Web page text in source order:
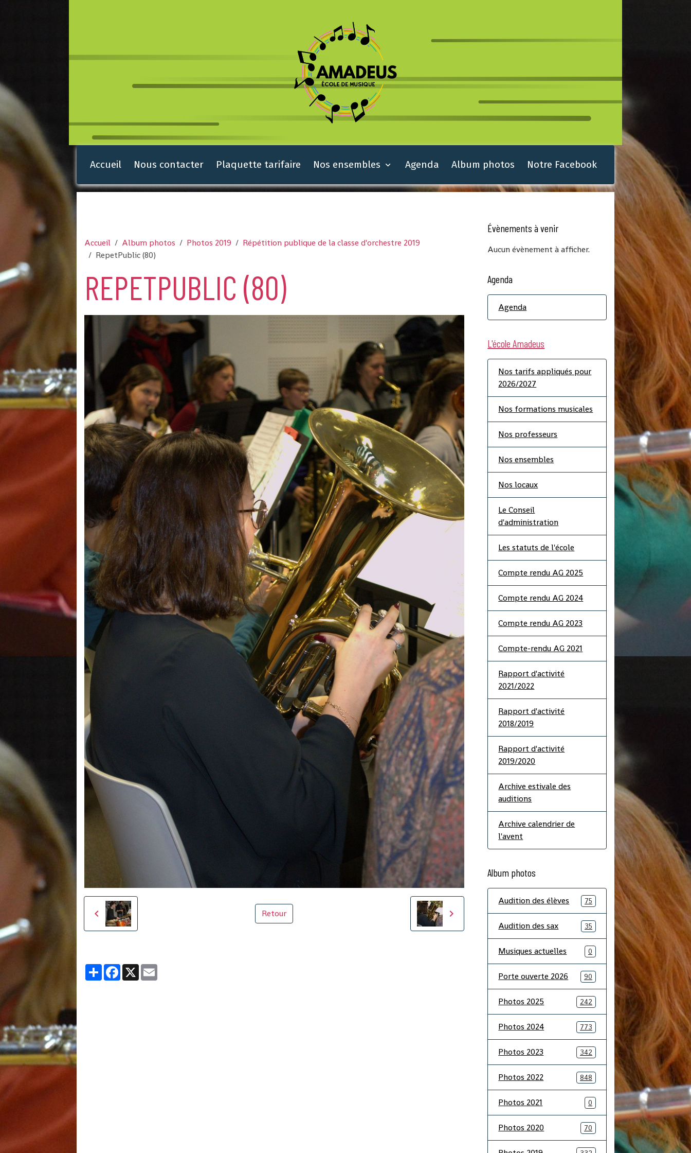
Accueil Nous contacter Plaquette tarifaire Nos ensembles Agenda Album photos Notre Facebook
Accueil Album photos Photos 2019
Répétition publique de la classe d'orchestre 2019
RepetPublic (80)
REPETPUBLIC (80)
Retour
PartagerFacebook
X
Évènements à venir
Aucun évènement à afficher.
Agenda
Agenda
L'école Amadeus
Nos tarifs appliqués pour
2026/2027
Nos formations musicales
Nos professeurs
Nos ensembles
Nos locaux
Le Conseil
d'administration
Les statuts de l'école
Compte rendu AG 2025
Compte rendu AG 2024
Compte rendu AG 2023
Compte-rendu AG 2021
Rapport d'activité
2021/2022
Rapport d'activité
2018/2019
Rapport d'activité
2019/2020
Archive estivale des
auditions
Archive calendrier de
l'avent
Album photos
Audition des élèves 75
Audition des sax 35
Musiques actuelles 0
Porte ouverte 2026 90
Photos 2025 242
Photos 2024 773
Photos 2023 342
Photos 2022 848
Photos 2021 0
Photos 2020 70